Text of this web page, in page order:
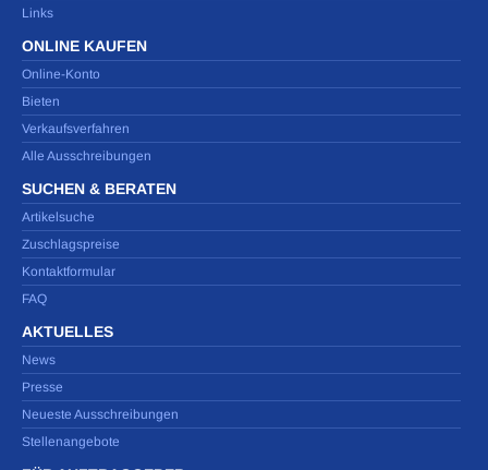
Links
ONLINE KAUFEN
Online-Konto
Bieten
Verkaufsverfahren
Alle Ausschreibungen
SUCHEN & BERATEN
Artikelsuche
Zuschlagspreise
Kontaktformular
FAQ
AKTUELLES
News
Presse
Neueste Ausschreibungen
Stellenangebote